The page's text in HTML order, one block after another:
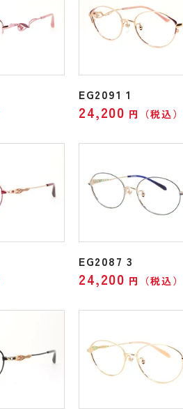
EG2091 1
24,200 円（税込）
EG2087 3
24,200 円（税込）